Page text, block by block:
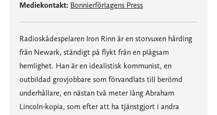
Mediekontakt: Bonnierförlagens Press
Radioskådespelaren Iron Rinn är en storvuxen hårding
från Newark, ständigt på flykt från en plågsam
hemlighet. Han är en idealistisk kommunist, en
outbildad grovjobbare som förvandlats till berömd
underhållare, en nästan två meter lång Abraham
Lincoln-kopia, som efter att ha tjänstgjort i andra